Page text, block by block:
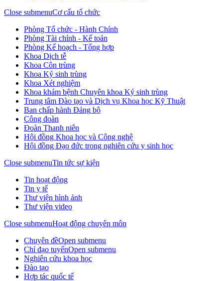
Close submenuCơ cấu tổ chức
Phòng Tổ chức - Hành Chính
Phòng Tài chính - Kế toán
Phòng Kế hoạch - Tổng hợp
Khoa Dịch tễ
Khoa Côn trùng
Khoa Ký sinh trùng
Khoa Xét nghiệm
Khoa khám bệnh Chuyên khoa Ký sinh trùng
Trung tâm Đào tạo và Dịch vụ Khoa học Kỹ Thuật
Ban chấp hành Đảng bộ
Công đoàn
Đoàn Thanh niên
Hội đồng Khoa học và Công nghệ
Hội đồng Đạo đức trong nghiên cứu y sinh học
Close submenuTin tức sự kiện
Tin hoạt động
Tin y tế
Thư viện hình ảnh
Thư viện video
Close submenuHoạt động chuyên môn
Chuyên đềOpen submenu
Chỉ đạo tuyếnOpen submenu
Nghiên cứu khoa học
Đào tạo
Hợp tác quốc tế